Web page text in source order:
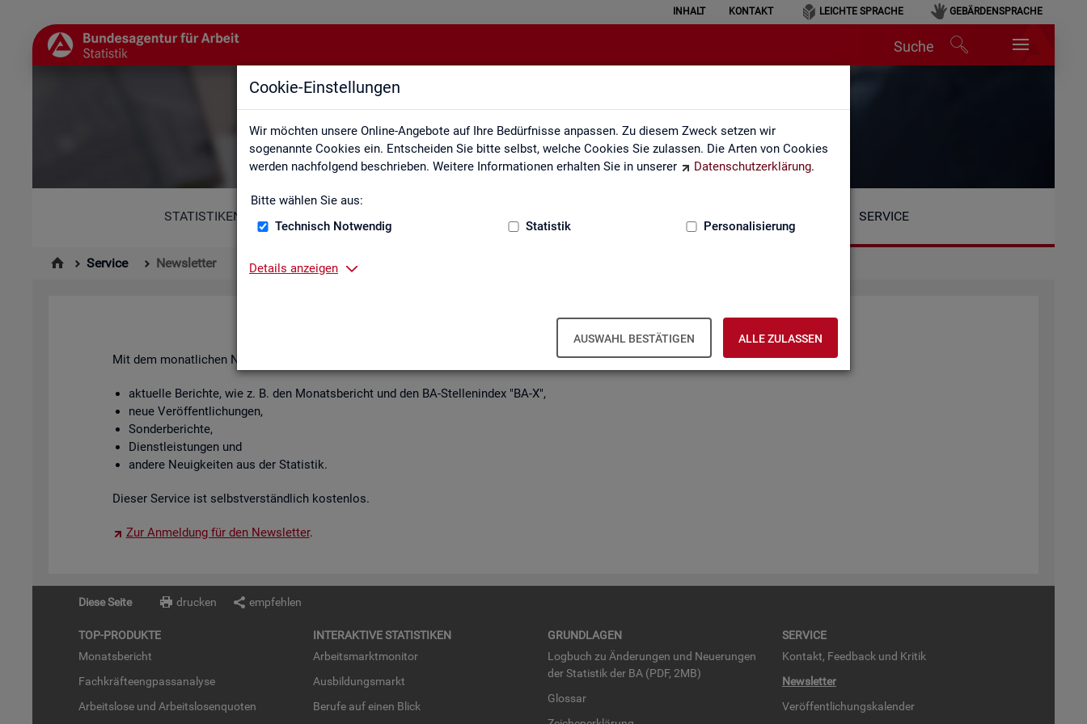
Cookie-Einstellungen
Wir möchten unsere Online-Angebote auf Ihre Bedürfnisse anpassen. Zu diesem Zweck setzen wir
sogenannte Cookies ein. Entscheiden Sie bitte selbst, welche Cookies Sie zulassen. Die Arten von Cookies
werden nachfolgend beschrieben. Weitere Informationen erhalten Sie in unserer
Datenschutzerklärung.
Bitte wählen Sie aus:
Technisch Notwendig
Statistik Personalisierung
Details anzeigen
AUSWAHL BESTÄTIGEN ALLE ZULASSEN
INHALT KONTAKT LEICHTE SPRACHE GEBÄRDENSPRACHE
Suche
Newsletter
STATISTIKEN SERVICE
Service Newsletter
News­let­ter Sta­tis­tik und Ar­beits­markt­be­richt­erstat­tung der BA
Mit dem mo­nat­li­chen News­let­ter in­for­mie­ren wir Sie über ver­schie­de­ne The­men und ak­tu­el­le Ent­wick­lun­gen.
ak­tu­el­le Be­rich­te, wie z. B. den Mo­nats­be­richt und den BA-Stel­len­in­dex "BA-X",
neue Ver­öf­fent­li­chun­gen,
Son­der­be­rich­te,
Dienst­leis­tun­gen und
an­de­re Neu­ig­kei­ten aus der Sta­tis­tik.
Die­ser Ser­vice ist selbst­ver­ständ­lich kos­ten­los.
Zur An­mel­dung für den News­let­ter.
Diese Seite drucken empfehlen
TOP-PRO­DUK­TE
Mo­nats­be­richt
Fach­kräf­te­eng­pass­ana­ly­se
Ar­beits­lo­se und Ar­beits­lo­sen­quo­ten
IN­TER­AK­TI­VE STA­TIS­TI­KEN
Ar­beits­markt­mo­ni­tor
Aus­bil­dungs­markt
Be­ru­fe auf einen Blick
GRUND­LA­GEN
Log­buch zu Än­de­run­gen und Neue­run­gen
der Sta­tis­tik der BA (PDF, 2MB)
Glos­sar
SER­VICE
Kon­takt, Feed­back und Kri­tik
News­let­ter
Ver­öf­fent­li­chungs­ka­len­der